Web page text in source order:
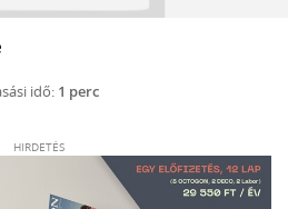
idő: 1 perc
HIRDETÉS